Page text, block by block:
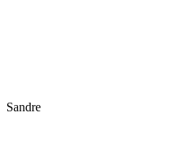
Sandre